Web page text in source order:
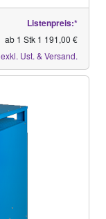
Listenpreis:*
ab 1 Stk 1 191,00 €
exkl. Ust. & Versand.